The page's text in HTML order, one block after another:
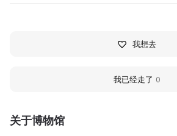
关于博物馆
我想去
我已经走了 0